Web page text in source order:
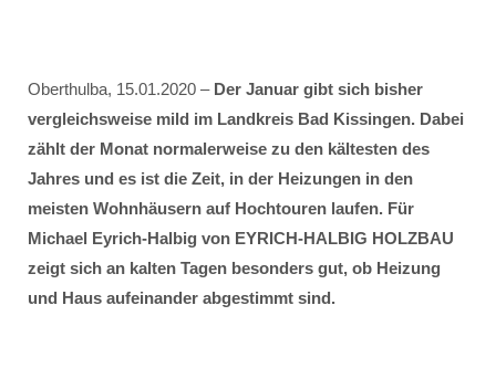
Oberthulba, 15.01.2020 – Der Januar gibt sich bisher
vergleichsweise mild im Landkreis Bad Kissingen. Dabei
zählt der Monat normalerweise zu den kältesten des
Jahres und es ist die Zeit, in der Heizungen in den
meisten Wohnhäusern auf Hochtouren laufen. Für
Michael Eyrich-Halbig von EYRICH-HALBIG HOLZBAU
zeigt sich an kalten Tagen besonders gut, ob Heizung
und Haus aufeinander abgestimmt sind.